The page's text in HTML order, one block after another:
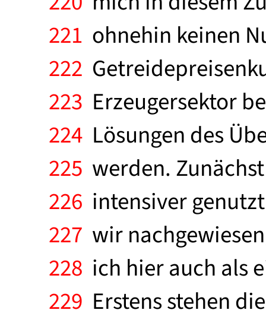
221 ohnehin keinen
222
223 Erzeugersektor
224 Lösungen des
225 werden.
226 intensiver
227 wir
228 ich hier auch als
229 Erstens stehen